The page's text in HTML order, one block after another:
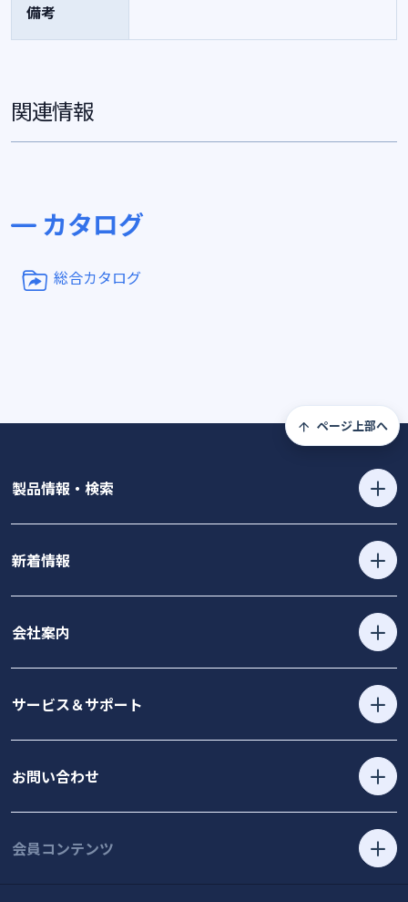
備考
関連情報
カタログ
総合カタログ
ページ上部へ
製品情報・検索
新着情報
会社案内
サービス＆サポート
お問い合わせ
会員コンテンツ